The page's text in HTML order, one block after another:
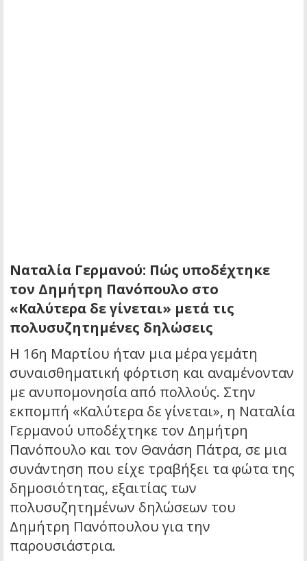
Ναταλία Γερμανού: Πώς υποδέχτηκε
τον Δημήτρη Πανόπουλο στο
«Καλύτερα δε γίνεται» μετά τις
πολυσυζητημένες δηλώσεις
Η 16η Μαρτίου ήταν μια μέρα γεμάτη
συναισθηματική φόρτιση και αναμένονταν
με ανυπομονησία από πολλούς. Στην
εκπομπή «Καλύτερα δε γίνεται», η Ναταλία
Γερμανού υποδέχτηκε τον Δημήτρη
Πανόπουλο και τον Θανάση Πάτρα, σε μια
συνάντηση που είχε τραβήξει τα φώτα της
δημοσιότητας, εξαιτίας των
πολυσυζητημένων δηλώσεων του
Δημήτρη Πανόπουλου για την
παρουσιάστρια.